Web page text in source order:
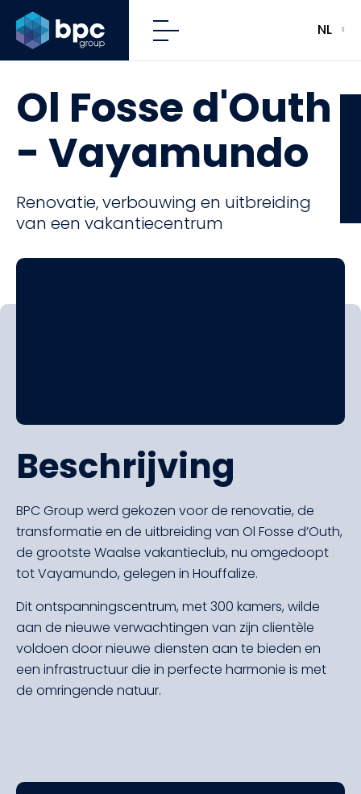
NL
Ol Fosse d'Outh
- Vayamundo
Renovatie, verbouwing en uitbreiding
van een vakantiecentrum
Beschrijving
BPC Group werd gekozen voor de renovatie, de
transformatie en de uitbreiding van Ol Fosse d’Outh,
de grootste Waalse vakantieclub, nu omgedoopt
tot Vayamundo, gelegen in Houffalize.
Dit ontspanningscentrum, met 300 kamers, wilde
aan de nieuwe verwachtingen van zijn clientèle
voldoen door nieuwe diensten aan te bieden en
een infrastructuur die in perfecte harmonie is met
de omringende natuur.